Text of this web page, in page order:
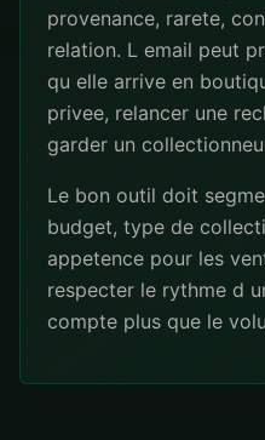
provenance, rarete,
relation. L email peut
qu elle arrive en
privee, relancer une
garder un
Le bon outil doit
budget, type de
appetence pour les
respecter le rythme d
compte plus que le